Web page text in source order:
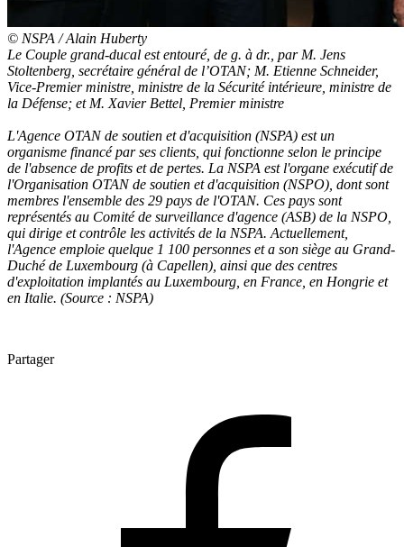
© NSPA / Alain Huberty
Le Couple grand-ducal est entouré, de g. à dr., par M. Jens
Stoltenberg, secrétaire général de l’OTAN; M. Etienne Schneider,
Vice-Premier ministre, ministre de la Sécurité intérieure, ministre de
la Défense; et M. Xavier Bettel, Premier ministre
L'Agence OTAN de soutien et d'acquisition (NSPA) est un
organisme financé par ses clients, qui fonctionne selon le principe
de l'absence de profits et de pertes. La NSPA est l'organe exécutif de
l'Organisation OTAN de soutien et d'acquisition (NSPO), dont sont
membres l'ensemble des 29 pays de l'OTAN. Ces pays sont
représentés au Comité de surveillance d'agence (ASB) de la NSPO,
qui dirige et contrôle les activités de la NSPA. Actuellement,
l'Agence emploie quelque 1 100 personnes et a son siège au Grand-
Duché de Luxembourg (à Capellen), ainsi que des centres
d'exploitation implantés au Luxembourg, en France, en Hongrie et
en Italie. (Source : NSPA)
Partager